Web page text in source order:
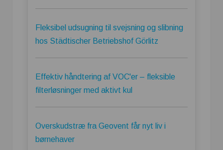
Fleksibel udsugning til svejsning og slibning
hos Städtischer Betriebshof Görlitz
Effektiv håndtering af VOC'er – fleksible
filterløsninger med aktivt kul
Overskudstræ fra Geovent får nyt liv i
børnehaver